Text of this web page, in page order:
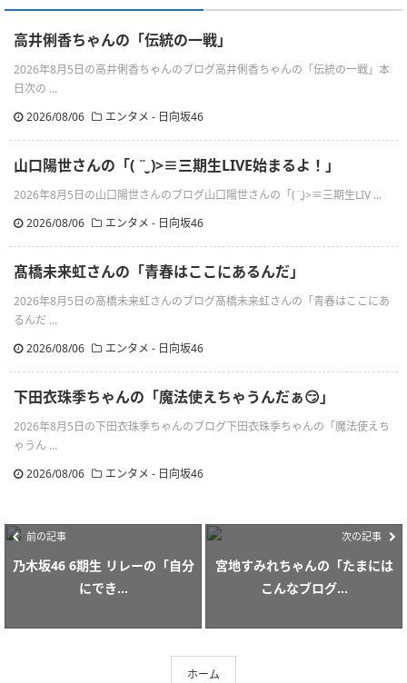
高井俐香ちゃんの「伝統の一戦」
2026年8月5日の高井俐香ちゃんのブログ高井俐香ちゃんの「伝統の一戦」本
日次の ...
2026/08/06
エンタメ - 日向坂46
山口陽世さんの「( ¨̮ )>≡三期生LIVE始まるよ！」
2026年8月5日の山口陽世さんのブログ山口陽世さんの「(¨̮)>≡三期生LIV ...
2026/08/06
エンタメ - 日向坂46
髙橋未来虹さんの「青春はここにあるんだ」
2026年8月5日の髙橋未来虹さんのブログ髙橋未来虹さんの「青春はここにあ
るんだ ...
2026/08/06
エンタメ - 日向坂46
下田衣珠季ちゃんの「魔法使えちゃうんだぁ😏」
2026年8月5日の下田衣珠季ちゃんのブログ下田衣珠季ちゃんの「魔法使えち
ゃうん ...
2026/08/06
エンタメ - 日向坂46
前の記事
乃木坂46 6期生 リレーの「自分
にでき...
次の記事
宮地すみれちゃんの「たまには
こんなブログ...
ホーム